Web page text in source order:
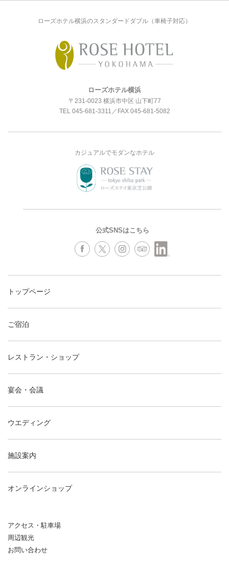
ローズホテル横浜のスタンダードダブル（車椅子対応）
ローズホテル横浜
〒231-0023 横浜市中区 山下町77
TEL 045-681-3311 ／FAX 045-681-5082
カジュアルでモダンなホテル
公式SNSはこちら
トップページ
ご宿泊
レストラン・ショップ
宴会・会議
ウエディング
施設案内
オンラインショップ
アクセス・駐車場
周辺観光
お問い合わせ